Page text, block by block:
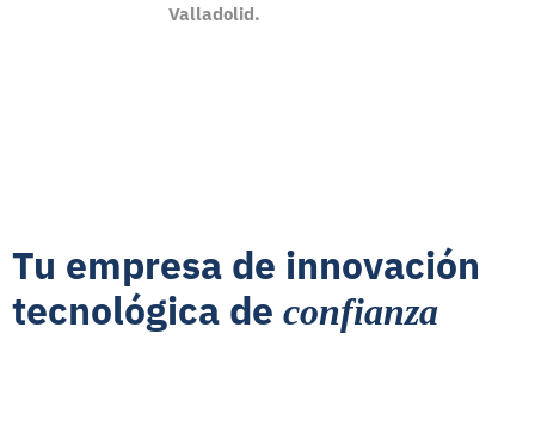
Valladolid.
Tu empresa de innovación
tecnológica de confianza